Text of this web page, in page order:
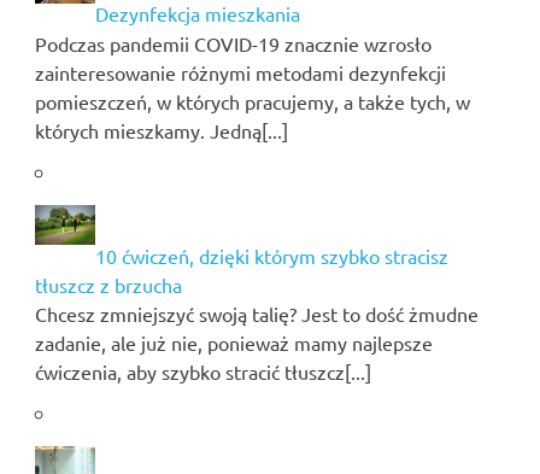
Dezynfekcja mieszkania
Podczas pandemii COVID-19 znacznie wzrosło
zainteresowanie różnymi metodami dezynfekcji
pomieszczeń, w których pracujemy, a także tych, w
których mieszkamy. Jedną[...]
10 ćwiczeń, dzięki którym szybko stracisz
tłuszcz z brzucha
Chcesz zmniejszyć swoją talię? Jest to dość żmudne
zadanie, ale już nie, ponieważ mamy najlepsze
ćwiczenia, aby szybko stracić tłuszcz[...]